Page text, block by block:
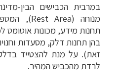
במרבית הכבישים הבין-
מנוחה (Rest Area
),
תחנות מידע, מכונות אוטומט
בהן תחנות דלק, מסעדות
זאת). על מנת להצטייד
לרדת מהכביש המהיר.